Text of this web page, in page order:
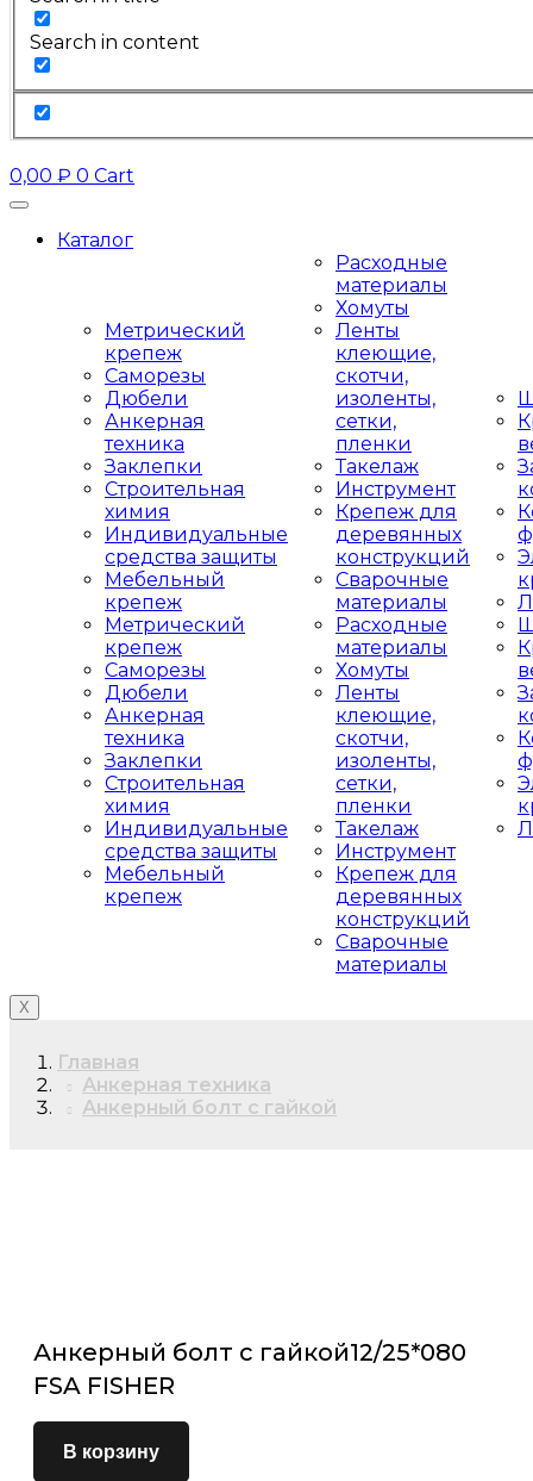
Search in content
0,00 ₽ 0 Cart
Каталог
Метрический
крепеж
Саморезы
Дюбели
Анкерная
техника
Заклепки
Строительная
химия
Индивидуальные
средства защиты
Мебельный
крепеж
Метрический
крепеж
Саморезы
Дюбели
Анкерная
техника
Заклепки
Строительная
химия
Индивидуальные
средства защиты
Мебельный
крепеж
Расходные
материалы
Хомуты
Ленты
клеющие,
скотчи,
изоленты,
сетки,
пленки
Такелаж
Инструмент
Крепеж для
деревянных
конструкций
Сварочные
материалы
Расходные
материалы
Хомуты
Ленты
клеющие,
скотчи,
изоленты,
сетки,
пленки
Такелаж
Инструмент
Крепеж для
деревянных
конструкций
Сварочные
материалы
X
Главная
Анкерная техника
Анкерный болт с гайкой
Анкерный болт с гайкой12/25*080
FSA FISHER
В корзину